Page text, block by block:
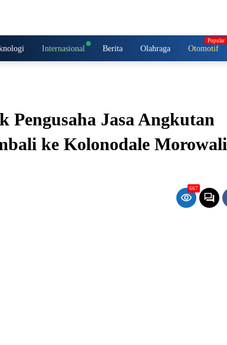
Internasional Berita Olahraga Otomotif
Pengusaha Jasa Angkutan
ke Kolonodale Morowali
667